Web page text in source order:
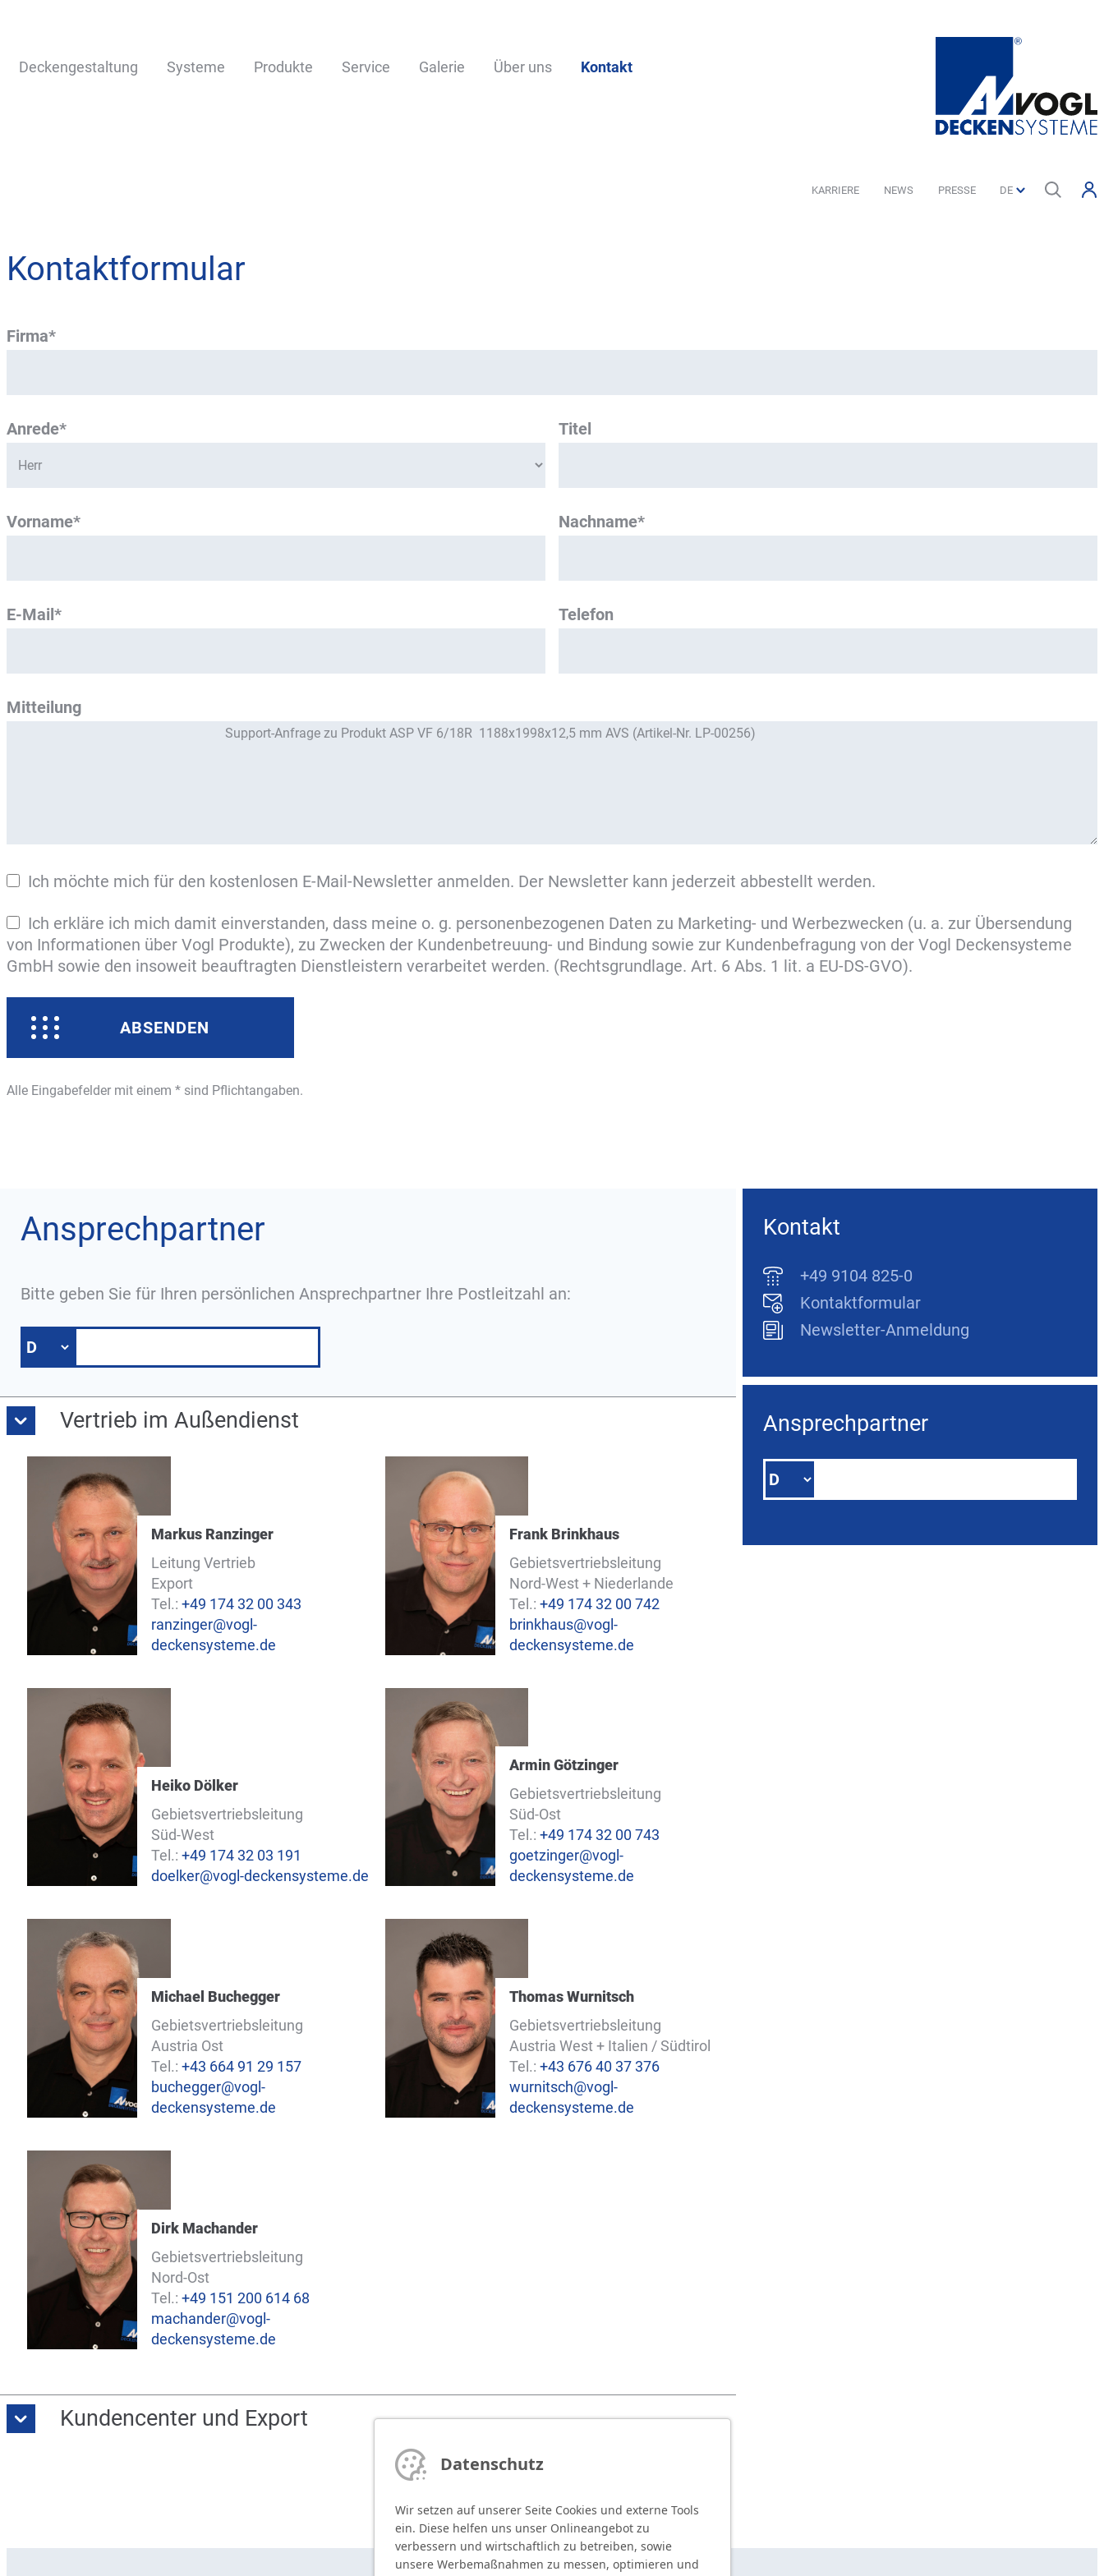
Deckengestaltung Systeme Produkte Service Galerie Über uns Kontakt
KARRIERE NEWS PRESSE
Kontaktformular
Firma*
Anrede* Titel
Vorname* Nachname*
E-Mail* Telefon
Mitteilung
Ich möchte mich für den kostenlosen E-Mail-Newsletter anmelden. Der Newsletter kann jederzeit abbestellt werden.
Ich erkläre ich mich damit einverstanden, dass meine o. g. personenbezogenen Daten zu Marketing- und Werbezwecken (u. a. zur Übersendung
von Informationen über Vogl Produkte), zu Zwecken der Kundenbetreuung- und Bindung sowie zur Kundenbefragung von der Vogl Deckensysteme
GmbH sowie den insoweit beauftragten Dienstleistern verarbeitet werden. (Rechtsgrundlage. Art. 6 Abs. 1 lit. a EU-DS-GVO).
ABSENDEN
Alle Eingabefelder mit einem * sind Pflichtangaben.
Ansprechpartner
Bitte geben Sie für Ihren persönlichen Ansprechpartner Ihre Postleitzahl an:
Vertrieb im Außendienst
Markus Ranzinger
Leitung Vertrieb
Export
Tel.:+49 174 32 00 343
ranzinger@vogl-
deckensysteme.de
Frank Brinkhaus
Gebietsvertriebsleitung
Nord-West + Niederlande
Tel.: +49 174 32 00 742
brinkhaus@vogl-
deckensysteme.de
Heiko Dölker
Gebietsvertriebsleitung
Süd-West
Tel.:+49 174 32 03 191
doelker@vogl-deckensysteme.de
Armin Götzinger
Gebietsvertriebsleitung
Süd-Ost
Tel.: +49 174 32 00 743
goetzinger@vogl-
deckensysteme.de
Michael Buchegger
Gebietsvertriebsleitung
Austria Ost
Tel.:+43 664 91 29 157
buchegger@vogl-
deckensysteme.de
Thomas Wurnitsch
Gebietsvertriebsleitung
Austria West + Italien / Südtirol
Tel.: +43 676 40 37 376
wurnitsch@vogl-
deckensysteme.de
Dirk Machander
Gebietsvertriebsleitung
Nord-Ost
Tel.:+49 151 200 614 68
machander@vogl-
deckensysteme.de
Kundencenter und Export
Kontakt
+49 9104 825-0
Kontaktformular
Newsletter-Anmeldung
Ansprechpartner
Datenschutz
Wir setzen auf unserer Seite Cookies und externe Tools
ein. Diese helfen uns unser Onlineangebot zu
verbessern und wirtschaftlich zu betreiben, sowie
unsere Werbemaßnahmen zu messen, optimieren und